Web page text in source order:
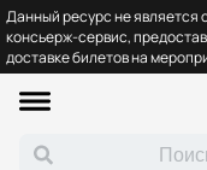
Данный ресурс не
консьерж-сервис,
доставке билетов на